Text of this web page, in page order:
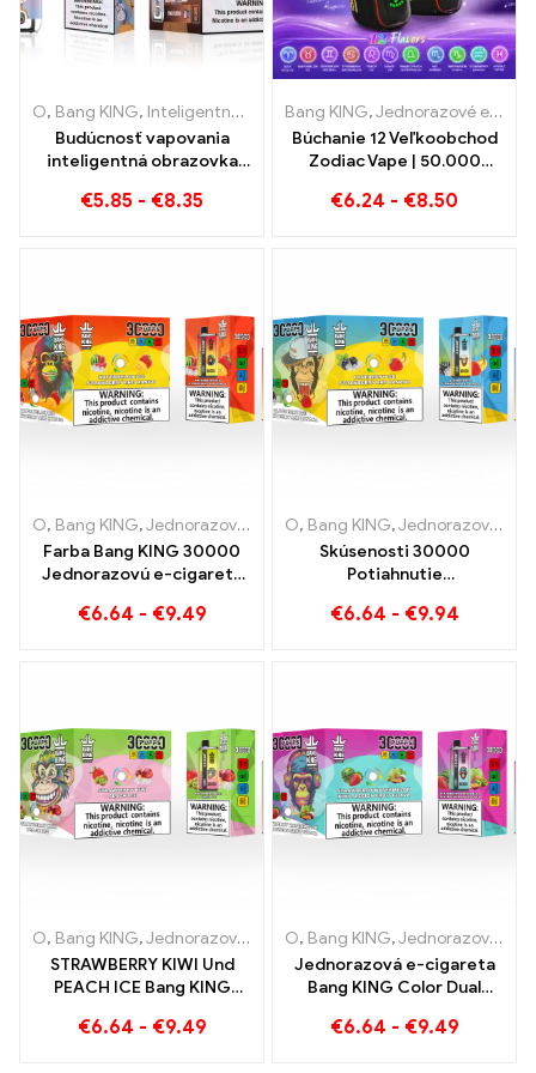
O, Bang KING, Inteligentná obrazovka Bang King 15000 Bafať
Budúcnosť vapovania
inteligentná obrazovka
15000 Bafať
€5.85 - €8.35
Bang KING,Jednorazové e-cigarety
Búchanie 12 Veľkoobchod
Zodiac Vape | 50.000
€6.24 - €8.50
O, Bang KING,Jednorazové elektronické cigarety Litva ,
Farba Bang KING 30000
Jednorazovú e-cigaretu
kombinácia chladivej
€6.64 - €9.49
O, Bang KING,Jednorazové elektronické cigarety Litva
Skúsenosti 30000
Potiahnutie
čistý pôžitok Blueberry
€6.64 - €9.94
O, Bang KING,Jednorazové elektronické cigarety Litva ,
STRAWBERRY KIWI Und
PEACH ICE Bang KING
elektronická cigareta
€6.64 - €9.49
O, Bang KING,Jednorazové elektronické cigarety Litva
Jednorazová e-cigareta
Bang KING Color Dual
chuti s jahodovým
€6.64 - €9.49